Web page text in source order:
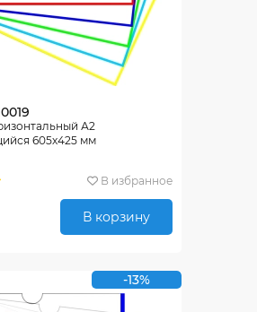
А2
605х425 мм
В избранное
В корзину
-13%